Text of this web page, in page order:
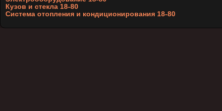
Кузов и стекла 18-80
Система отопления и кондиционирования 18-80